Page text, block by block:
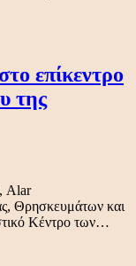
επίκεντρο
της
Alar
Θρησκευμάτων και
Κέντρο των…